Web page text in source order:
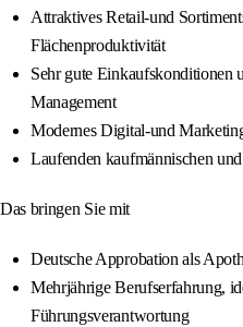
Attraktives Retail‑und
Flächenproduktivität
Sehr gute Einkaufskonditionen
Management
Modernes Digital‑und
Laufenden kaufmännischen
Das bringen Sie mit
Deutsche Approbation als
Mehrjährige Berufserfahrung,
Führungsverantwortung